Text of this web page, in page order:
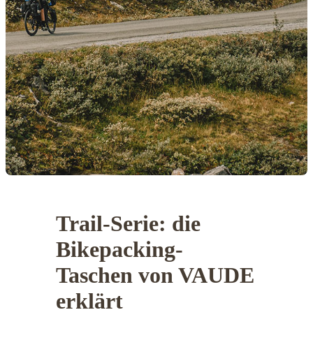
Trail-Serie: die
Bikepacking-
Taschen von VAUDE
erklärt